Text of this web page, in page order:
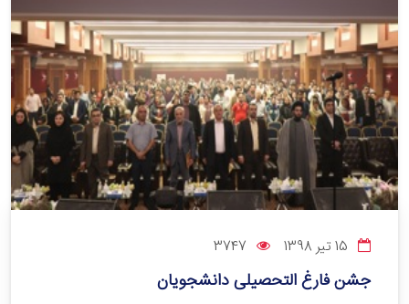
جشن فارغ التحصیلی دانشجویان